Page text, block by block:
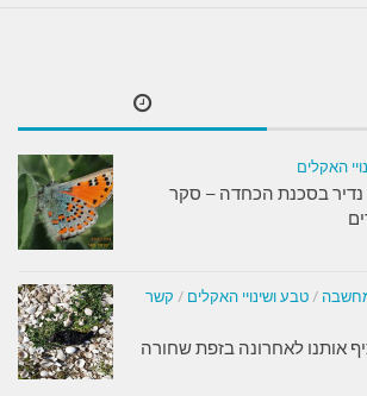
האקלים
בסכנת הכחדה – סקר
/ טבע ושינויי האקלים / קשר
אותנו לאחרונה בזפת שחורה